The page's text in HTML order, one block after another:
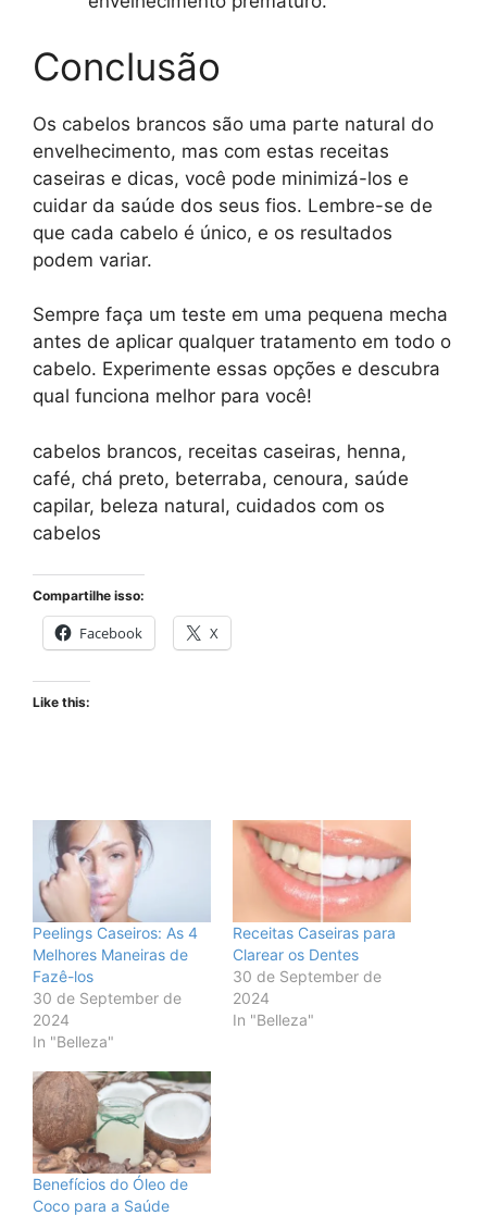
Conclusão
Os cabelos brancos são uma parte natural do
envelhecimento, mas com estas receitas
caseiras e dicas, você pode minimizá-los e
cuidar da saúde dos seus fios. Lembre-se de
que cada cabelo é único, e os resultados
podem variar.
Sempre faça um teste em uma pequena mecha
antes de aplicar qualquer tratamento em todo o
cabelo. Experimente essas opções e descubra
qual funciona melhor para você!
cabelos brancos, receitas caseiras, henna,
café, chá preto, beterraba, cenoura, saúde
capilar, beleza natural, cuidados com os
cabelos
Compartilhe isso:
Facebook X
Like this:
Peelings Caseiros: As 4
Melhores Maneiras de
Fazê-los
30 de September de
2024
In "Belleza"
Receitas Caseiras para
Clarear os Dentes
30 de September de
2024
In "Belleza"
Benefícios do Óleo de
Coco para a Saúde